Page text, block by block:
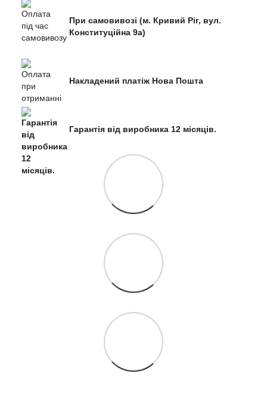
При самовивозі (м. Кривий Ріг, вул.
Конституційна 9а)
Накладений платіж Нова Пошта
Гарантія від виробника 12 місяців.